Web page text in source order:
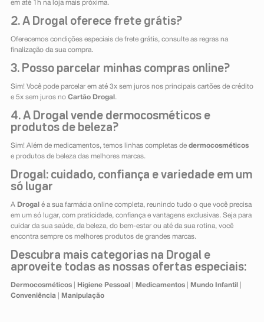
em até 1h na loja mais próxima.
2. A Drogal oferece frete grátis?
Oferecemos condições especiais de frete grátis, consulte as regras na
finalização da sua compra.
3. Posso parcelar minhas compras online?
Sim! Você pode parcelar em até 3x sem juros nos principais cartões de crédito
e 5x sem juros no Cartão Drogal .
4. A Drogal vende dermocosméticos e
produtos de beleza?
Sim! Além de medicamentos, temos linhas completas de dermocosméticos
e produtos de beleza das melhores marcas.
Drogal: cuidado, confiança e variedade em um
só lugar
A Drogal é a sua farmácia online completa, reunindo tudo o que você precisa
em um só lugar, com praticidade, confiança e vantagens exclusivas. Seja para
cuidar da sua saúde, da beleza, do bem-estar ou até da sua rotina, você
encontra sempre os melhores produtos de grandes marcas.
Descubra mais categorias na Drogal e
aproveite todas as nossas ofertas especiais:
Dermocosméticos| Higiene Pessoal Medicamentos| Mundo Infantil
Conveniência| Manipulação